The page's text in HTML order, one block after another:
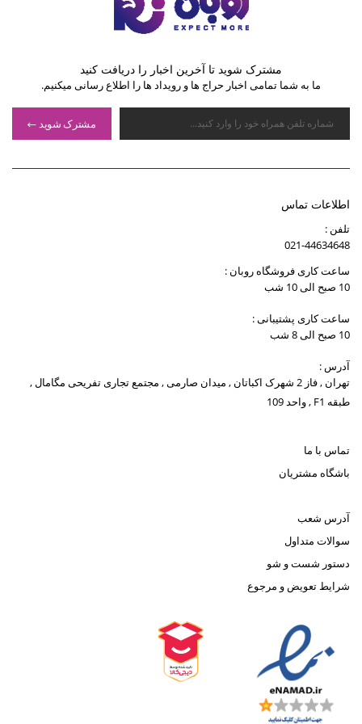
مشترک شوید تا آخرین اخبار را دریافت کنید
ما به شما تمامی اخبار حراج ها و رویداد ها را اطلاع رسانی میکنیم.
مشترک شوید
اطلاعات تماس
تلفن :
021-44634648
ساعت کاری فروشگاه روبان :
10 صبح الی 10 شب
ساعت کاری پشتیبانی :
10 صبح الی 8 شب
آدرس :
تهران , فاز 2 شهرک اکباتان , میدان صارمی , مجتمع تجاری تفریحی مگامال ,
طبقه F1 , واحد 109
تماس با ما
باشگاه مشتریان
آدرس شعب
سوالات متداول
دستور شست و شو
شرایط تعویض و مرجوع